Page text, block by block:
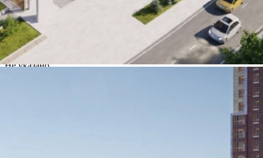
Предлагается
Аренда
Желаемый / подходящий вид деятельности
Не указано
Назначение
Не указано